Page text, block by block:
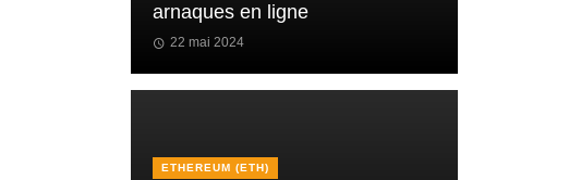
arnaques en ligne
22 mai 2024
ETHEREUM (ETH)